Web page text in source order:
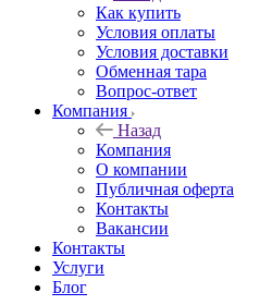
Как купить
Условия оплаты
Условия доставки
Обменная тара
Вопрос-ответ
Компания
Назад
Компания
О компании
Публичная оферта
Контакты
Вакансии
Контакты
Услуги
Блог